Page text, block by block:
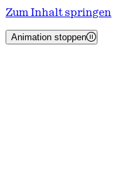
Zum Inhalt springen
Animation stoppen